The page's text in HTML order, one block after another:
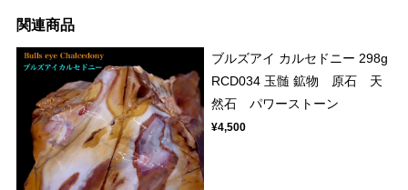
関連商品
ブルズアイ カルセドニー 298g
RCD034 玉髄 鉱物 原石 天
然石 パワーストーン
¥4,500